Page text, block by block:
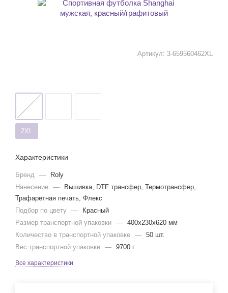
Артикул: 3-659560462XL
2XL
Характеристики
Бренд —
Roly
Нанесение —
Вышивка, DTF трансфер, Термотрансфер,
Трафаретная печать, Флекс
Подбор по цвету —
Красный
Размер транспортной упаковки — 400x230x620 мм
Количество в транспортной упаковке — 50 шт.
Вес транспортной упаковки — 9700 г.
Все характеристики